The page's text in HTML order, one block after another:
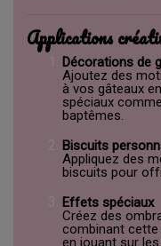
Applications
Décorations de
Ajoutez des
à vos gâteaux
spéciaux
baptêmes.
Biscuits
Appliquez des
biscuits pour
Effets spéciaux
Créez des
combinant cette
en jouant sur